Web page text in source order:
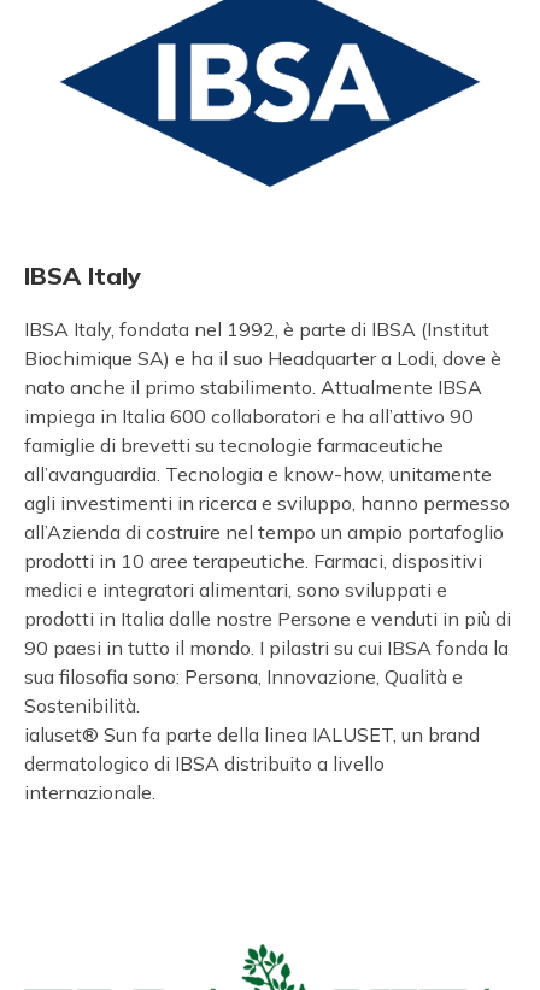
IBSA Italy
IBSA Italy, fondata nel 1992, è parte di IBSA (Institut
Biochimique SA) e ha il suo Headquarter a Lodi, dove è
nato anche il primo stabilimento. Attualmente IBSA
impiega in Italia 600 collaboratori e ha all’attivo 90
famiglie di brevetti su tecnologie farmaceutiche
all’avanguardia. Tecnologia e know-how, unitamente
agli investimenti in ricerca e sviluppo, hanno permesso
all’Azienda di costruire nel tempo un ampio portafoglio
prodotti in 10 aree terapeutiche. Farmaci, dispositivi
medici e integratori alimentari, sono sviluppati e
prodotti in Italia dalle nostre Persone e venduti in più di
90 paesi in tutto il mondo. I pilastri su cui IBSA fonda la
sua filosofia sono: Persona, Innovazione, Qualità e
Sostenibilità.
ialuset® Sun fa parte della linea IALUSET, un brand
dermatologico di IBSA distribuito a livello
internazionale.